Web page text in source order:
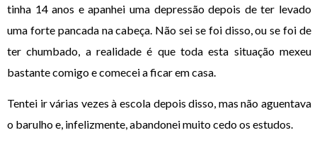
tinha 14 anos e apanhei uma depressão depois de ter levado
uma forte pancada na cabeça. Não sei se foi disso, ou se foi de
ter chumbado, a realidade é que toda esta situação mexeu
bastante comigo e comecei a ficar em casa.
Tentei ir várias vezes à escola depois disso, mas não aguentava
o barulho e, infelizmente, abandonei muito cedo os estudos.